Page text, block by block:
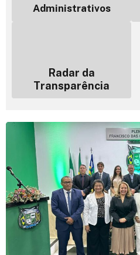
Administrativos
Radar da
Transparência